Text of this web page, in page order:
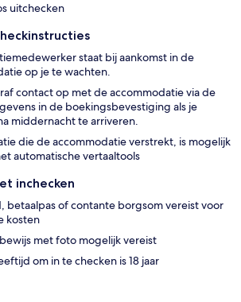
uitchecken
staat bij aankomst in de
op je te wachten.
contact op met de accommodatie via de
in de boekingsbevestiging als je
middernacht te arriveren.
die de accommodatie verstrekt, is mogelijk
automatische vertaaltools
inchecken
betaalpas of contante borgsom vereist voor
kosten
met foto mogelijk vereist
om in te checken is 18 jaar